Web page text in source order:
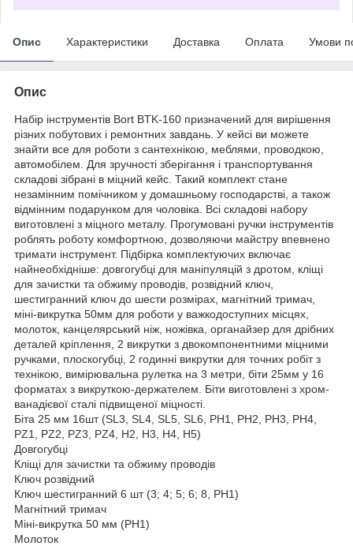
Опис Характеристики Доставка Оплата Умови
Опис
Набір інструментів Bort BTK-160 призначений для вирішення
різних побутових і ремонтних завдань. У кейсі ви можете
знайти все для роботи з сантехнікою, меблями, проводкою,
автомобілем. Для зручності зберігання і транспортування
складові зібрані в міцний кейс. Такий комплект стане
незамінним помічником у домашньому господарстві, а також
відмінним подарунком для чоловіка. Всі складові набору
виготовлені з міцного металу. Прогумовані ручки інструментів
роблять роботу комфортною, дозволяючи майстру впевнено
тримати інструмент. Підбірка комплектуючих включає
найнеобхідніше: довгогубці для маніпуляцій з дротом, кліщі
для зачистки та обжиму проводів, розвідний ключ,
шестигранний ключ до шести розмірах, магнітний тримач,
міні-викрутка 50мм для роботи у важкодоступних місцях,
молоток, канцелярський ніж, ножівка, органайзер для дрібних
деталей кріплення, 2 викрутки з двокомпонентними міцними
ручками, плоскогубці, 2 годинні викрутки для точних робіт з
технікою, вимірювальна рулетка на 3 метри, біти 25мм у 16
форматах з викруткою-держателем. Біти виготовлені з хром-
ванадієвої сталі підвищеної міцності.
Біта 25 мм 16шт (SL3, SL4, SL5, SL6, PH1, PH2, PH3, PH4,
PZ1, PZ2, PZ3, PZ4, H2, H3, H4, H5)
Довгогубці
Кліщі для зачистки та обжиму проводів
Ключ розвідний
Ключ шестигранний 6 шт (3; 4; 5; 6; 8, PH1)
Магнітний тримач
Міні-викрутка 50 мм (PH1)
Молоток